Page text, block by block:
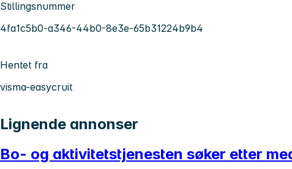
Stillingsnummer
4fa1c5b0-a346-44b0-8e3e-65b31224b9b4
Hentet fra
visma-easycruit
Lignende annonser
Bo- og aktivitetstjenesten søker etter